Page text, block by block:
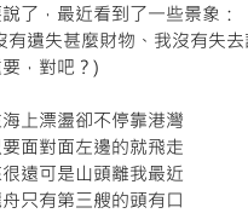
了，最近看到了一些景象：
有遺失甚麼財物、我沒有失
，對吧？)
上漂盪卻不停靠港灣
面對面左邊的就飛走
遠可是山頭離我最近
只有第三艘的頭有口